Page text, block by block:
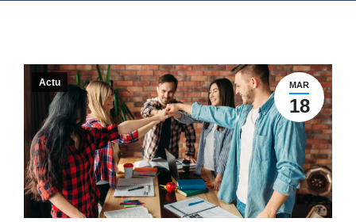
MAR
18
Actu